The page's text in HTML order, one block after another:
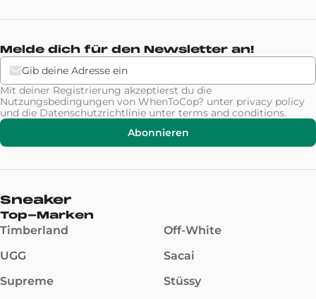
Melde dich für den Newsletter an!
Mit deiner Registrierung akzeptierst du die
Nutzungsbedingungen von WhenToCop? unter privacy policy
und die Datenschutzrichtlinie unter terms and conditions.
Abonnieren
Sneaker
Top-Marken
Timberland
UGG
Supreme
Off-White
Sacai
Stüssy